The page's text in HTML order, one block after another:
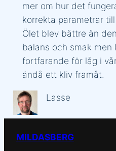
mer om hur det
korrekta parametrar
Ölet blev bättre än
balans och smak men
fortfarande för låg i
ändå ett kliv framåt.
Lasse
MILDASBERG